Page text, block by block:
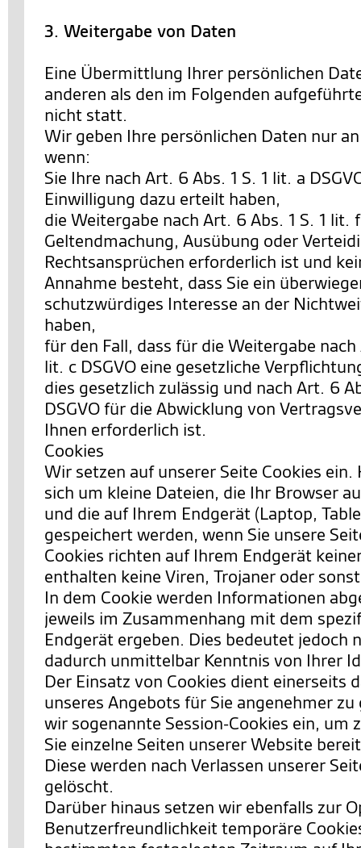
3. Weitergabe von Daten
Eine Übermittlung Ihrer persönlichen
anderen als den im Folgenden
nicht statt.
Wir geben Ihre persönlichen Daten nur
wenn:
Sie Ihre nach Art. 6 Abs. 1 S. 1 lit. a
Einwilligung dazu erteilt haben,
die Weitergabe nach Art. 6 Abs. 1 S. 1 lit.
Geltendmachung, Ausübung oder
Rechtsansprüchen erforderlich ist und
Annahme besteht, dass Sie ein
schutzwürdiges Interesse an der
haben,
für den Fall, dass für die Weitergabe nach
lit. c DSGVO eine gesetzliche
dies gesetzlich zulässig und nach Art. 6
DSGVO für die Abwicklung von
Ihnen erforderlich ist.
Cookies
Wir setzen auf unserer Seite Cookies ein.
sich um kleine Dateien, die Ihr Browser
und die auf Ihrem Endgerät (Laptop,
gespeichert werden, wenn Sie unsere
Cookies richten auf Ihrem Endgerät
enthalten keine Viren, Trojaner oder
In dem Cookie werden Informationen
jeweils im Zusammenhang mit dem
Endgerät ergeben. Dies bedeutet jedoch
dadurch unmittelbar Kenntnis von Ihrer
Der Einsatz von Cookies dient einerseits
unseres Angebots für Sie angenehmer
wir sogenannte Session-Cookies ein, um
Sie einzelne Seiten unserer Website
Diese werden nach Verlassen unserer
gelöscht.
Darüber hinaus setzen wir ebenfalls zur
Benutzerfreundlichkeit temporäre